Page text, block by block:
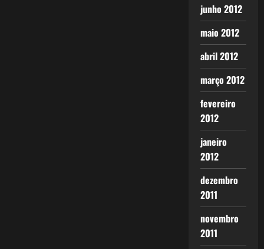
junho 2012
maio 2012
abril 2012
março 2012
fevereiro
2012
janeiro
2012
dezembro
2011
novembro
2011